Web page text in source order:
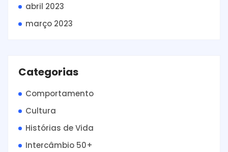
abril 2023
março 2023
Categorias
Comportamento
Cultura
Histórias de Vida
Intercâmbio 50+